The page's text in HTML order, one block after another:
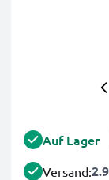
Auf Lager
Versand: